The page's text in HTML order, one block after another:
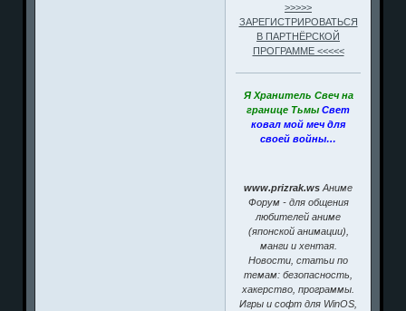
>>>>>
ЗАРЕГИСТРИРОВАТЬСЯ
В ПАРТНЁРСКОЙ
ПРОГРАММЕ <<<<<
Я Хранитель Свеч на
границе Тьмы Свет
ковал мой меч для
своей войны…
www.prizrak.ws Аниме
Форум - для общения
любителей аниме
(японской анимации),
манги и хентая.
Новости, статьи по
темам: безопасность,
хакерство, программы.
Игры и софт для WinOS,